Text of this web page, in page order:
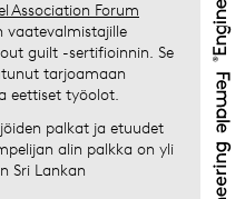
Association Forum
vaatevalmistajille
guilt -sertifioinnin. Se
tarjoamaan
eettiset työolot.
palkat ja etuudet
alin palkka on yli
Sri Lankan